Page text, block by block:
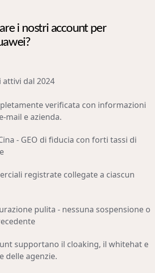
i nostri account per
attivi dal 2024
verificata con informazioni
mail e azienda.
- GEO di fiducia con forti tassi di
registrate collegate a ciascun
pulita - nessuna sospensione o
supportano il cloaking, il whitehat e
delle agenzie.